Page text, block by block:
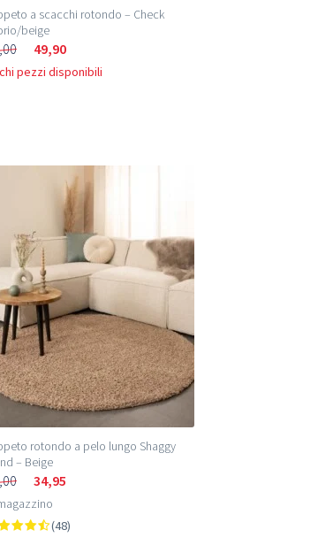
a scacchi rotondo – Check
beige
49,90
pezzi disponibili
rotondo a pelo lungo Shaggy
– Beige
34,95
(48)